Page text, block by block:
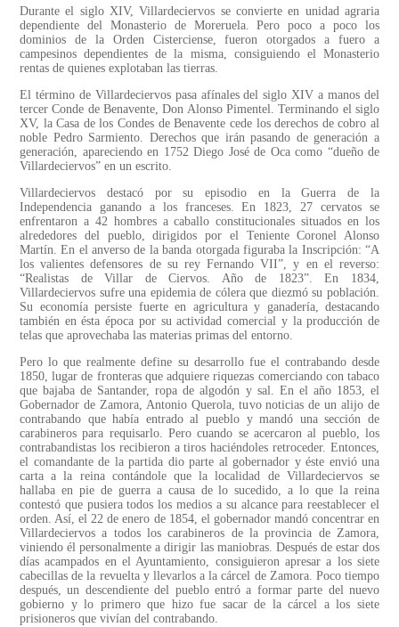
Durante el siglo XIV, Villardeciervos se convierte en unidad agraria
dependiente del Monasterio de Moreruela. Pero poco a poco los
dominios de la Orden Cisterciense, fueron otorgados a fuero a
campesinos dependientes de la misma, consiguiendo el Monasterio
rentas de quienes explotaban las tierras.
El término de Villardeciervos pasa afínales del siglo XIV a manos del
tercer Conde de Benavente, Don Alonso Pimentel. Terminando el siglo
XV, la Casa de los Condes de Benavente cede los derechos de cobro al
noble Pedro Sarmiento. Derechos que irán pasando de generación a
generación, apareciendo en 1752 Diego José de Oca como “dueño de
Villardeciervos” en un escrito.
Villardeciervos destacó por su episodio en la Guerra de la
Independencia ganando a los franceses. En 1823, 27 cervatos se
enfrentaron a 42 hombres a caballo constitucionales situados en los
alrededores del pueblo, dirigidos por el Teniente Coronel Alonso
Martín. En el anverso de la banda otorgada figuraba la Inscripción: “A
los valientes defensores de su rey Fernando VII”, y en el reverso:
“Realistas de Villar de Ciervos. Año de 1823”. En 1834,
Villardeciervos sufre una epidemia de cólera que diezmó su población.
Su economía persiste fuerte en agricultura y ganadería, destacando
también en ésta época por su actividad comercial y la producción de
telas que aprovechaba las materias primas del entorno.
Pero lo que realmente define su desarrollo fue el contrabando desde
1850, lugar de fronteras que adquiere riquezas comerciando con tabaco
que bajaba de Santander, ropa de algodón y sal. En el año 1853, el
Gobernador de Zamora, Antonio Querola, tuvo noticias de un alijo de
contrabando que había entrado al pueblo y mandó una sección de
carabineros para requisarlo. Pero cuando se acercaron al pueblo, los
contrabandistas los recibieron a tiros haciéndoles retroceder. Entonces,
el comandante de la partida dio parte al gobernador y éste envió una
carta a la reina contándole que la localidad de Villardeciervos se
hallaba en pie de guerra a causa de lo sucedido, a lo que la reina
contestó que pusiera todos los medios a su alcance para reestablecer el
orden. Así, el 22 de enero de 1854, el gobernador mandó concentrar en
Villardeciervos a todos los carabineros de la provincia de Zamora,
viniendo él personalmente a dirigir las maniobras. Después de estar dos
días acampados en el Ayuntamiento, consiguieron apresar a los siete
cabecillas de la revuelta y llevarlos a la cárcel de Zamora. Poco tiempo
después, un descendiente del pueblo entró a formar parte del nuevo
gobierno y lo primero que hizo fue sacar de la cárcel a los siete
prisioneros que vivían del contrabando.